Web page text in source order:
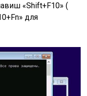
«Shift+F10» (
для